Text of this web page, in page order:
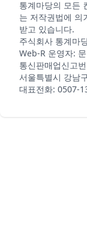
통계마당의 모든
는 저작권법에 의
받고 있습니다.
주식회사 통계마
Web-R 운영자:
통신판매업신고
서울특별시 강남
대표전화: